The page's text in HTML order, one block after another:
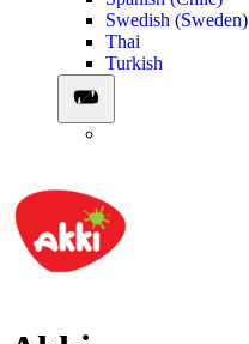
Swedish (Sweden)
Thai
Turkish